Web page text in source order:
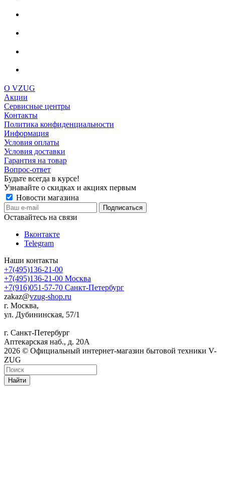
О VZUG
Акции
Сервисные центры
Контакты
Политика конфиденциальности
Информация
Условия оплаты
Условия доставки
Гарантия на товар
Вопрос-ответ
Будьте всегда в курсе!
Узнавайте о скидках и акциях первым
Новости магазина
Оставайтесь на связи
Вконтакте
Telegram
Наши контакты
+7(495)136-21-00‬
+7(495)136-21-00‬ Москва
+7(916)051-57-70 Санкт-Петербург
zakaz@vzug-shop.ru
г. Москва,
ул. Дубининская, 57/1
г. Санкт-Петербург
Аптекарская наб., д. 20А
2026 © Официальный интернет-магазин бытовой техники V-
ZUG
Найти